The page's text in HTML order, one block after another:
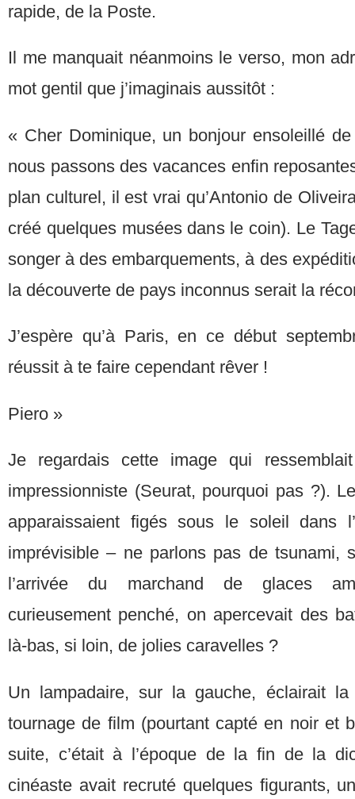
rapide, de la Poste.
Il me manquait néanmoins le verso, mon
mot gentil que j’imaginais aussitôt :
« Cher Dominique, un bonjour ensoleillé
nous passons des vacances enfin
plan culturel, il est vrai qu’Antonio de
créé quelques musées dans le coin). Le
songer à des embarquements, à des
la découverte de pays inconnus serait la
J’espère qu’à Paris, en ce début
réussit à te faire cependant rêver !
Piero »
Je regardais cette image qui
impressionniste (Seurat, pourquoi pas ?).
apparaissaient figés sous le soleil dans
imprévisible – ne parlons pas de tsunami,
l’arrivée du marchand de glaces
curieusement penché, on apercevait des
là-bas, si loin, de jolies caravelles ?
Un lampadaire, sur la gauche, éclairait
tournage de film (pourtant capté en noir et
suite, c’était à l’époque de la fin de la
cinéaste avait recruté quelques figurants,